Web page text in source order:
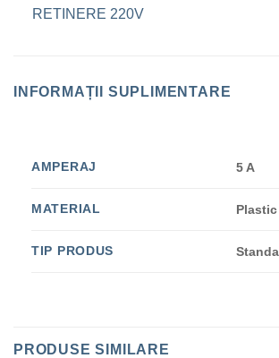
RETINERE 220V
INFORMAȚII SUPLIMENTARE
AMPERAJ 5 A
MATERIAL Plastic
TIP PRODUS
PRODUSE SIMILARE